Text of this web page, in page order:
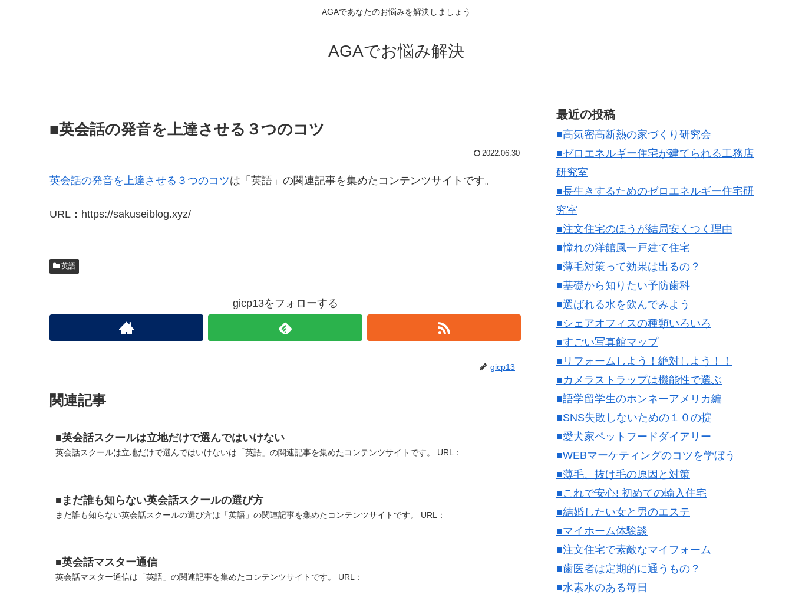
AGAであなたのお悩みを解決しましょう
AGAでお悩み解決
■英会話の発音を上達させる３つのコツ
2022.06.30
英会話の発音を上達させる３つのコツは「英語」の関連記事を集めたコンテンツサイトです。
URL：https://sakuseiblog.xyz/
英語
gicp13をフォローする
gicp13
関連記事
■英会話スクールは立地だけで選んではいけない
英会話スクールは立地だけで選んではいけないは「英語」の関連記事を集めたコンテンツサイトです。 URL：
■まだ誰も知らない英会話スクールの選び方
まだ誰も知らない英会話スクールの選び方は「英語」の関連記事を集めたコンテンツサイトです。 URL：
■英会話マスター通信
英会話マスター通信は「英語」の関連記事を集めたコンテンツサイトです。 URL：
最近の投稿
■高気密高断熱の家づくり研究会
■ゼロエネルギー住宅が建てられる工務店
研究室
■長生きするためのゼロエネルギー住宅研
究室
■注文住宅のほうが結局安くつく理由
■憧れの洋館風一戸建て住宅
■薄毛対策って効果は出るの？
■基礎から知りたい予防歯科
■選ばれる水を飲んでみよう
■シェアオフィスの種類いろいろ
■すごい写真館マップ
■リフォームしよう！絶対しよう！！
■カメラストラップは機能性で選ぶ
■語学留学生のホンネーアメリカ編
■SNS失敗しないための１０の掟
■愛犬家ペットフードダイアリー
■WEBマーケティングのコツを学ぼう
■薄毛、抜け毛の原因と対策
■これで安心! 初めての輸入住宅
■結婚したい女と男のエステ
■マイホーム体験談
■注文住宅で素敵なマイフォーム
■歯医者は定期的に通うもの？
■水素水のある毎日